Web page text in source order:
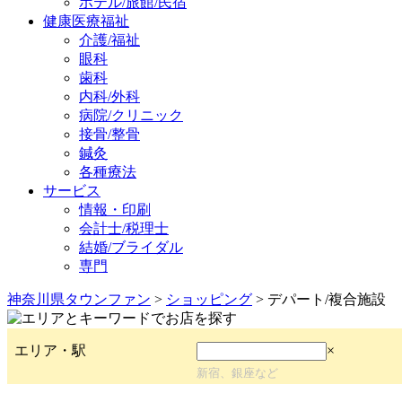
健康医療福祉
介護/福祉
眼科
歯科
内科/外科
病院/クリニック
接骨/整骨
鍼灸
各種療法
サービス
情報・印刷
会計士/税理士
結婚/ブライダル
専門
神奈川県タウンファン > ショッピング > デパート/複合施設
エリア・駅 ×
新宿、銀座など